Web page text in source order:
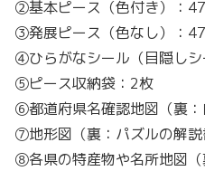
②基本ピース（色付き）：
③発展ピース（色なし）：
④ひらがなシール（目隠し
⑤ピース収納袋：2枚
⑥都道府県名確認地図（裏
⑦地形図（裏：パズルの解
⑧各県の特産物や名所地図